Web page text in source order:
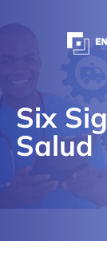
Six
Salud